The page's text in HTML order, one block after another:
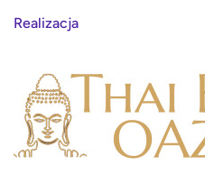
Realizacja